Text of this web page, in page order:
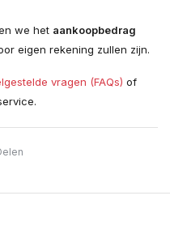
we het aankoopbedrag
eigen rekening zullen zijn.
vragen (FAQs) of